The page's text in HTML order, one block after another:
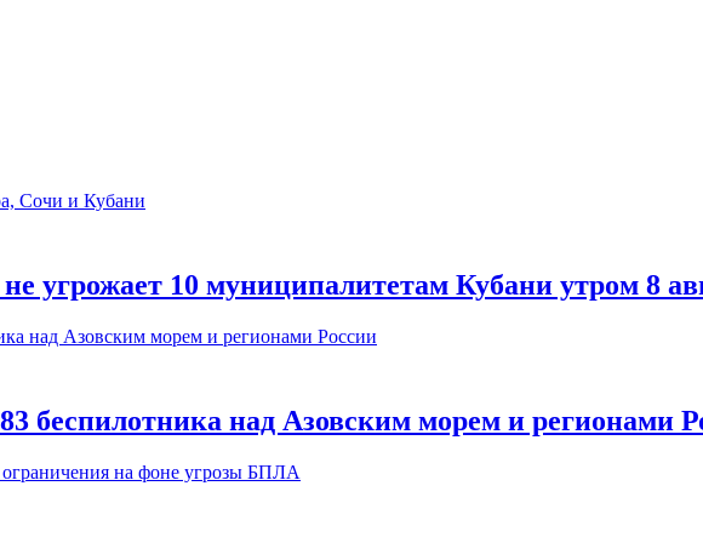
угрожает 10 муниципалитетам Кубани утром 8
беспилотника над Азовским морем и регионами